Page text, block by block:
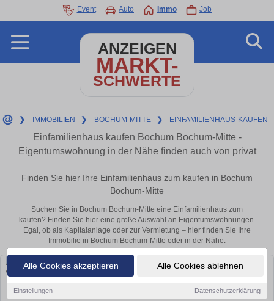
Alle Cookies akzeptieren Alle Cookies ablehnen
Einstellungen Datenschutzerklärung
Event Auto Immo Job
ANZEIGEN
MARKT-
SCHWERTE
❯ IMMOBILIEN ❯ BOCHUM-MITTE ❯ EINFAMILIENHAUS-KAUFEN
Einfamilienhaus kaufen Bochum Bochum-Mitte -
Eigentumswohnung in der Nähe finden auch von privat
Finden Sie hier Ihre Einfamilienhaus zum kaufen in Bochum
Bochum-Mitte
Suchen Sie in Bochum Bochum-Mitte eine Einfamilienhaus zum
kaufen? Finden Sie hier eine große Auswahl an Eigentumswohnungen.
Egal, ob als Kapitalanlage oder zur Vermietung – hier finden Sie Ihre
Immobilie in Bochum Bochum-Mitte oder in der Nähe.